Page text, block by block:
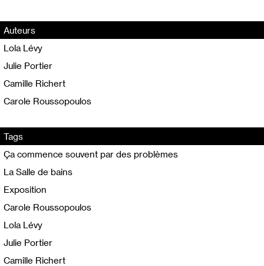
Auteurs
Lola Lévy
Julie Portier
Camille Richert
Carole Roussopoulos
Tags
Ça commence souvent par des problèmes
La Salle de bains
Exposition
Carole Roussopoulos
Lola Lévy
Julie Portier
Camille Richert